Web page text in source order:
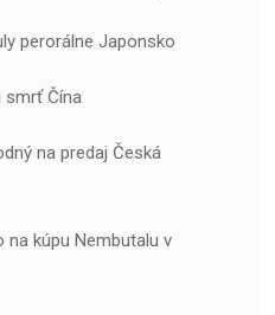
perorálne Japonsko
smrť Čína
na predaj Česká
na kúpu Nembutalu v